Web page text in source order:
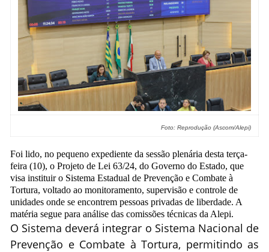
Foto: Reprodução (Ascom/Alepi)
Foi lido, no pequeno expediente da sessão plenária desta terça-
feira (10), o Projeto de Lei 63/24, do Governo do Estado, que
visa instituir o Sistema Estadual de Prevenção e Combate à
Tortura, voltado ao monitoramento, supervisão e controle de
unidades onde se encontrem pessoas privadas de liberdade. A
matéria segue para análise das comissões técnicas da Alepi.
O Sistema deverá integrar o Sistema Nacional de
Prevenção e Combate à Tortura, permitindo as